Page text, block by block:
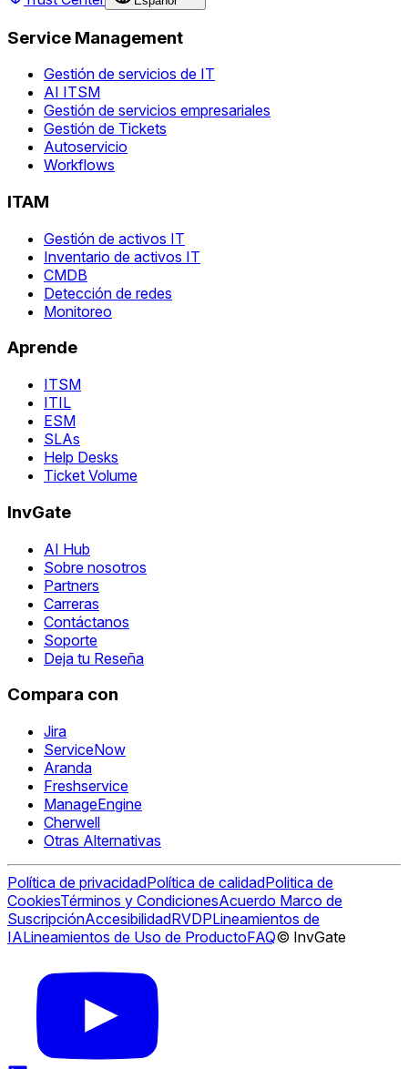
Service Management
Gestión de servicios de IT
AI ITSM
Gestión de servicios empresariales
Gestión de Tickets
Autoservicio
Workflows
ITAM
Gestión de activos IT
Inventario de activos IT
CMDB
Detección de redes
Monitoreo
Aprende
ITSM
ITIL
ESM
SLAs
Help Desks
Ticket Volume
InvGate
AI Hub
Sobre nosotros
Partners
Carreras
Contáctanos
Soporte
Deja tu Reseña
Compara con
Jira
ServiceNow
Aranda
Freshservice
ManageEngine
Cherwell
Otras Alternativas
Política de privacidadPolítica de calidadPolitica de
CookiesTérminos y CondicionesAcuerdo Marco de
SuscripciónAccesibilidadRVDPLineamientos de
IALineamientos de Uso de ProductoFAQ© InvGate